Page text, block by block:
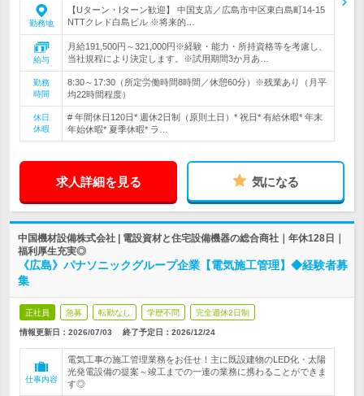
勤務地
【Uターン・Iターン歓迎】 中国支店／広島市中区東白島町14-15
NTTクレド白島ビル ※将来的…
給与
月給191,500円～321,000円※経験・能力・所持資格等を考慮し、
当社規程により決定します。※試用期間3か月あ…
勤務
時間
8:30～17:30（所定労働時間8時間／休憩60分）※残業あり（月平
均22時間程度）
休日
休暇
# 年間休日120日* 週休2日制（原則土日）* 祝日* 有給休暇* 年末
年始休暇* 夏季休暇* ラ…
求人詳細を見る 気になる
中国機材設備株式会社 | 電設資材と住宅設備機器の総合商社｜年休128日｜
福利厚生充実◎
《広島》パナソニックグループ企業【電気施工管理】◆経験者募
集
正社員 急募 転勤なし 学歴不問 完全週休2日制
情報更新日：2026/07/03 終了予定日： 2026/12/24
仕事内容
電気工事の施工管理業務をお任せ！主に既設建物のLED化・太陽
光発電設備の提案～竣工までの一連の業務に携わることができま
す◎